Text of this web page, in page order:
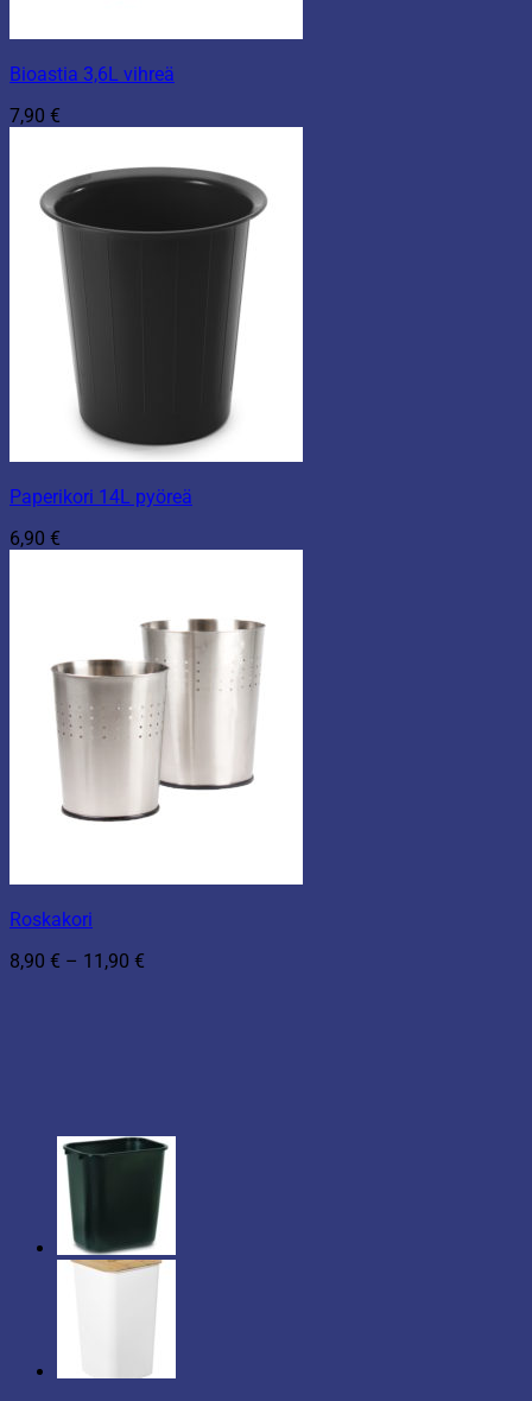
Bioastia 3,6L vihreä
7,90 €
Paperikori 14L pyöreä
6,90 €
Roskakori
8,90 € – 11,90 €